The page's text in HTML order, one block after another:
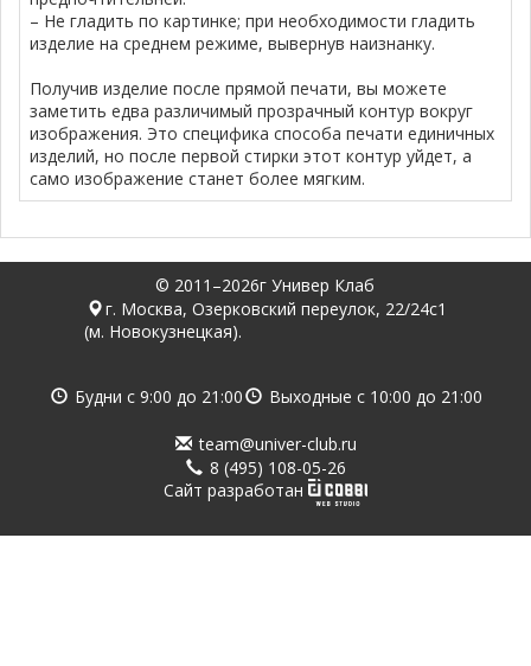
– Не гладить по картинке; при необходимости гладить
изделие на среднем режиме, вывернув наизнанку.
Получив изделие после прямой печати, вы можете
заметить едва различимый прозрачный контур вокруг
изображения. Это специфика способа печати единичных
изделий, но после первой стирки этот контур уйдет, а
само изображение станет более мягким.
© 2011–2026г Универ Клаб
г. Москва, Озерковский переулок, 22/24с1
(м. Новокузнецкая).
Будни с 9:00 до 21:00 Выходные с 10:00 до 21:00
team@univer-club.ru
8 (495) 108-05-26
Cайт разработан